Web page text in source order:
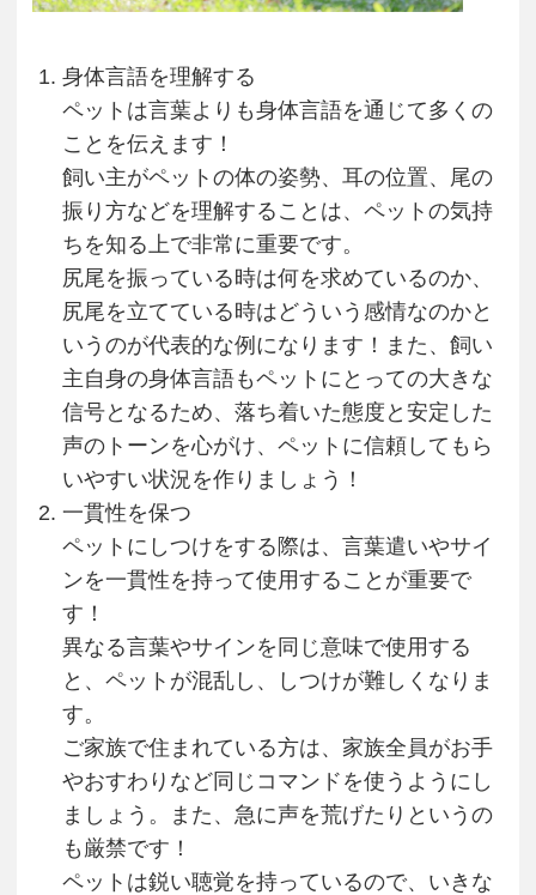
身体言語を理解する
ペットは言葉よりも身体言語を通じて多くの
ことを伝えます！
飼い主がペットの体の姿勢、耳の位置、尾の
振り方などを理解することは、ペットの気持
ちを知る上で非常に重要です。
尻尾を振っている時は何を求めているのか、
尻尾を立てている時はどういう感情なのかと
いうのが代表的な例になります！また、飼い
主自身の身体言語もペットにとっての大きな
信号となるため、落ち着いた態度と安定した
声のトーンを心がけ、ペットに信頼してもら
いやすい状況を作りましょう！
一貫性を保つ
ペットにしつけをする際は、言葉遣いやサイ
ンを一貫性を持って使用することが重要で
す！
異なる言葉やサインを同じ意味で使用する
と、ペットが混乱し、しつけが難しくなりま
す。
ご家族で住まれている方は、家族全員がお手
やおすわりなど同じコマンドを使うようにし
ましょう。また、急に声を荒げたりというの
も厳禁です！
ペットは鋭い聴覚を持っているので、いきな